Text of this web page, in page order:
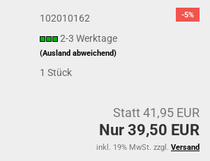
-5%
102010162
2-3 Werktage
(Ausland abweichend)
1Stück
Statt 41,95 EUR
Nur 39,50 EUR
inkl. 19% MwSt. zzgl. Versand